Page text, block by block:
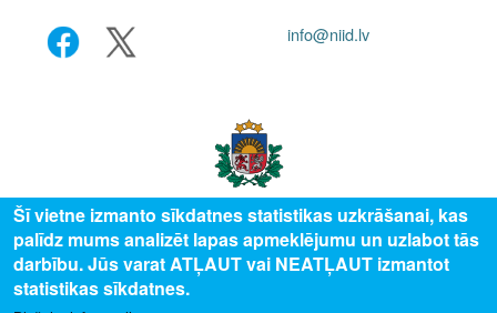
info@niid.lv
© 2025 Valsts izglītības attīstības aģentūra, publicētā satura visas tiesības
Šī vietne izmanto sīkdatnes statistikas uzkrāšanai, kas
palīdz mums analizēt lapas apmeklējumu un uzlabot tās
darbību. Jūs varat ATĻAUT vai NEATĻAUT izmantot
statistikas sīkdatnes.